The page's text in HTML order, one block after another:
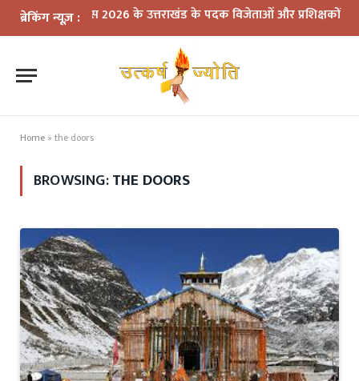
ब्रेकिंग न्यूज़ :
गेम्स 2026 के उत्तराखंड के पदक विजेताओं और प्रशिक्षकों को
Home » the doors
BROWSING:THE DOORS